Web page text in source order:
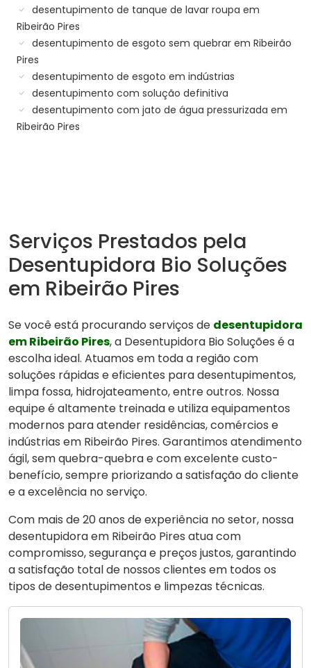
desentupimento de tanque de lavar roupa em
Ribeirão Pires
desentupimento de esgoto sem quebrar em Ribeirão
Pires
desentupimento de esgoto em indústrias
desentupimento com solução definitiva
desentupimento com jato de água pressurizada em
Ribeirão Pires
Serviços Prestados pela
Desentupidora Bio Soluções
em Ribeirão Pires
Se você está procurando serviços de desentupidora
em Ribeirão Pires, a Desentupidora Bio Soluções é a
escolha ideal. Atuamos em toda a região com
soluções rápidas e eficientes para desentupimentos,
limpa fossa, hidrojateamento, entre outros. Nossa
equipe é altamente treinada e utiliza equipamentos
modernos para atender residências, comércios e
indústrias em Ribeirão Pires. Garantimos atendimento
ágil, sem quebra-quebra e com excelente custo-
benefício, sempre priorizando a satisfação do cliente
e a excelência no serviço.
Com mais de 20 anos de experiência no setor, nossa
desentupidora em Ribeirão Pires atua com
compromisso, segurança e preços justos, garantindo
a satisfação total de nossos clientes em todos os
tipos de desentupimentos e limpezas técnicas.